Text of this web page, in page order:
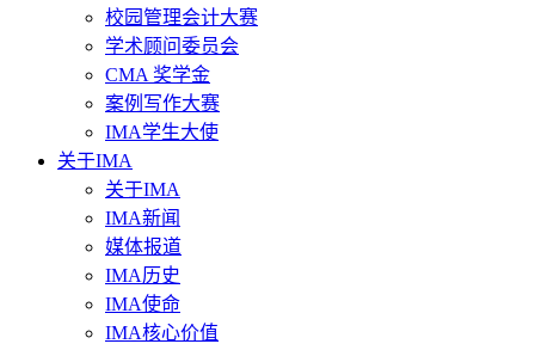
校园管理会计大赛
学术顾问委员会
CMA 奖学金
案例写作大赛
IMA学生大使
关于IMA
关于IMA
IMA新闻
媒体报道
IMA历史
IMA使命
IMA核心价值